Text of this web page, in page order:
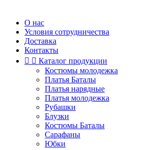
О нас
Условия сотрудничества
Доставка
Контакты
  Каталог продукции
Костюмы молодежка
Платья Баталы
Платья нарядные
Платья молодежка
Рубашки
Блузки
Костюмы Баталы
Сарафаны
Юбки